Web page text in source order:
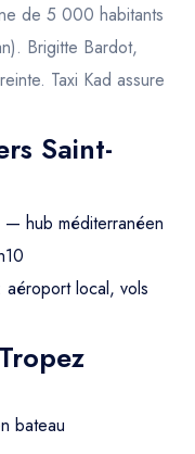
de 5 000 habitants
Brigitte Bardot,
Taxi Kad assure
Saint-
— hub méditerranéen
aéroport local, vols
bateau